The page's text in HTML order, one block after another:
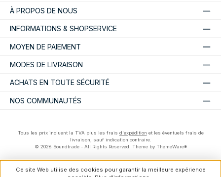
À PROPOS DE NOUS
INFORMATIONS & SHOPSERVICE
MOYEN DE PAIEMENT
MODES DE LIVRAISON
ACHATS EN TOUTE SÉCURITÉ
NOS COMMUNAUTÉS
Tous les prix incluent la TVA plus les frais d'expédition et les éventuels frais de
livraison, sauf indication contraire.
© 2026 Soundtrade - All Rights Reserved. Theme by ThemeWare®
Ce site Web utilise des cookies pour garantir la meilleure expérience